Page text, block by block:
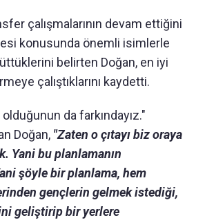
çalışmalarının devam ettiğini
konusunda önemli isimlerle
belirten Doğan, en iyi
çalıştıklarını kaydetti.
olduğunun da farkındayız."
Doğan, "Zaten o çıtayı biz oraya
Yani bu planlamanın
şöyle bir planlama, hem
gençlerin gelmek istediği,
geliştirip bir yerlere